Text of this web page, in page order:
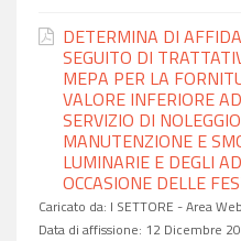
DETERMINA DI
SEGUITO DI
MEPA PER LA
VALORE INFERIORE
SERVIZIO DI
MANUTENZIONE E
LUMINARIE E DEGLI
OCCASIONE DELLE
Caricato da: I SETTORE - Area Web
Data di affissione: 12 Dicembre